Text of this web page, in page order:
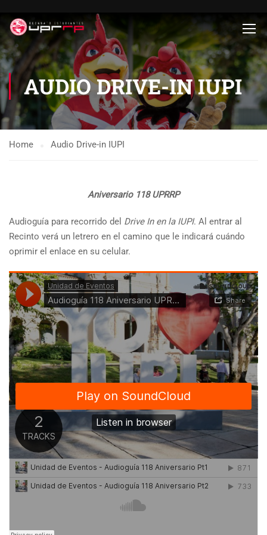
AUDIO DRIVE-IN IUPI
Home Audio Drive-in IUPI
Aniversario 118 UPRRP
Audioguía para recorrido del Drive In en la IUPI. Al entrar al
Recinto verá un letrero en el camino que le indicará cuándo
oprimir el enlace en su celular.